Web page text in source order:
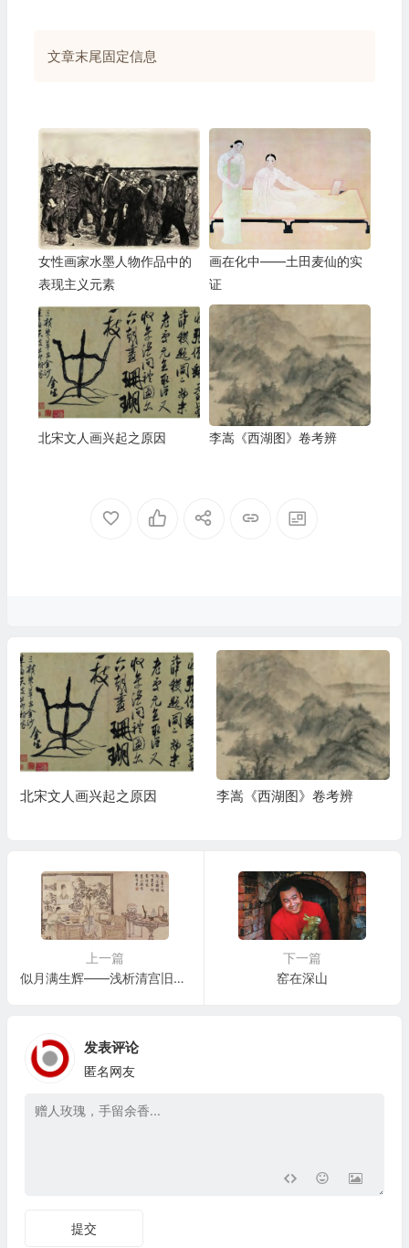
文章末尾固定信息
女性画家水墨人物作品中的
表现主义元素
画在化中——土田麦仙的实
证
北宋文人画兴起之原因 李嵩《西湖图》卷考辨
北宋文人画兴起之原因 李嵩《西湖图》卷考辨
上一篇
似月满生辉——浅析清宫旧藏乾隆朝青花宝月瓶
下一篇
窑在深山
发表评论
匿名网友
提交